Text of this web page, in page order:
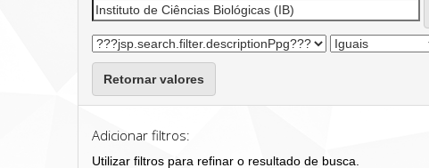
Retornar valores
Adicionar filtros:
Utilizar filtros para refinar o resultado de busca.